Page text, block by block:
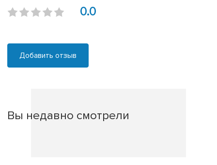
0.0
Добавить отзыв
Вы недавно смотрели